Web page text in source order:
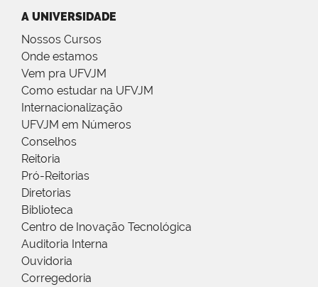
A UNIVERSIDADE
Nossos Cursos
Onde estamos
Vem pra UFVJM
Como estudar na UFVJM
Internacionalização
UFVJM em Números
Conselhos
Reitoria
Pró-Reitorias
Diretorias
Biblioteca
Centro de Inovação Tecnológica
Auditoria Interna
Ouvidoria
Corregedoria